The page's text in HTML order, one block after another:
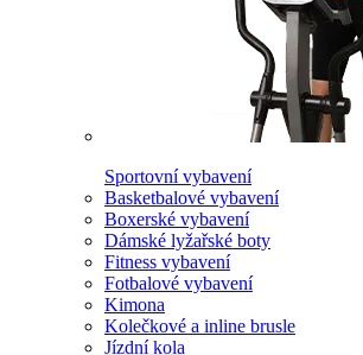
Sportovní vybavení
Basketbalové vybavení
Boxerské vybavení
Dámské lyžařské boty
Fitness vybavení
Fotbalové vybavení
Kimona
Kolečkové a inline brusle
Jízdní kola